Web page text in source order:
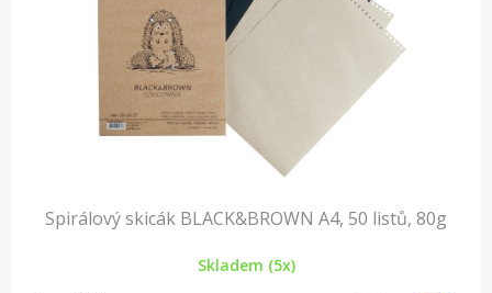
Spirálový skicák BLACK&BROWN A4, 50 listů, 80g
Skladem (5x)